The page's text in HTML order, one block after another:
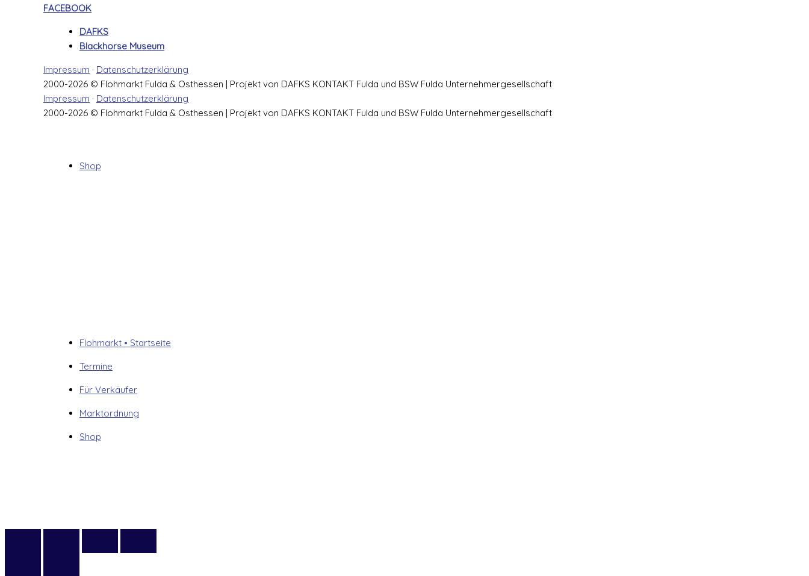
FACEBOOK
DAFKS
Blackhorse Museum
Impressum · Datenschutzerklärung
2000-2026 © Flohmarkt Fulda & Osthessen | Projekt von DAFKS KONTAKT Fulda und BSW Fulda Unternehmergesellschaft
Impressum · Datenschutzerklärung
2000-2026 © Flohmarkt Fulda & Osthessen | Projekt von DAFKS KONTAKT Fulda und BSW Fulda Unternehmergesellschaft
Shop
Flohmarkt • Startseite
Termine
Für Verkäufer
Marktordnung
Shop